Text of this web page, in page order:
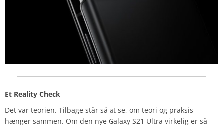
Et Reality Check
Det var teorien. Tilbage står så at se, om teori og praksis
hænger sammen. Om den nye Galaxy S21 Ultra virkelig er så